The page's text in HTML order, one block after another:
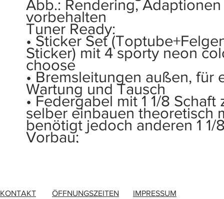
Abb.: Rendering, Adaptionen
vorbehalten
Tuner Ready:
• Sticker Set
Sticker) mit 4 sporty neon
choose
• Bremsleitungen außen, für
Wartung und Tausch
• Federgabel mit 1 1/8 Schaft
selber einbauen theoretisch
benötigt jedoch anderen 1 1/
Vorbau;
KONTAKT ÖFFNUNGSZEITEN IMPRESSUM